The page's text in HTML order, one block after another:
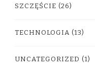
SZCZĘŚCIE (26)
TECHNOLOGIA (13)
UNCATEGORIZED (1)